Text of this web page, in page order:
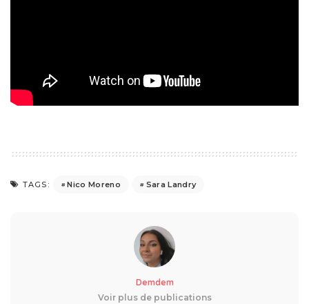
TAGS: Nico Moreno Sara Landry
Demdem
Voir plus de publications